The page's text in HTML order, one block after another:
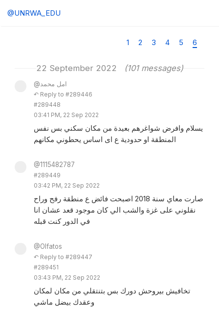
@UNRWA_EDU
1 2 3 4 5 6
22 September 2022 (101 messages)
@امل محمد
↶ Reply to #289446
#289448
03:41 PM, 22 Sep 2022
يسلام وافرض شواغرهم بعيدة من مكان سكني بس نفس
المنطقة او حدودية ع اى اساس يحطوني مكانهم
@1115482787
#289449
03:42 PM, 22 Sep 2022
صارت معاي سنة 2018 اصبحت فائض ع منطقة رفح وراح
نقلوني على غزة والشب الي كان موجود قعد عشان انا
في الدور كنت قبله
@Olfatos
↶ Reply to #289447
#289451
03:43 PM, 22 Sep 2022
تخافيش بيروحش دورك بس بتنتقلي من مكان لمكان
وعقدك بيضل ماشي